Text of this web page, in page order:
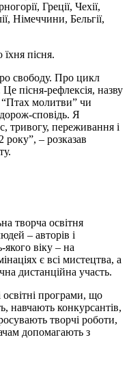
Греції, Чехії,
Німеччини, Бельгії,
пісня.
свободу. Про цикл
пісня-рефлексія, назву
“Птах молитви” чи
сповідь. Я
тривогу, переживання і
року”, – розказав
творча освітня
– авторів і
якого віку – на
є всі мистецтва, а
дистанційна участь.
освітні програми, що
навчають конкурсантів,
творчі роботи,
допомагають з